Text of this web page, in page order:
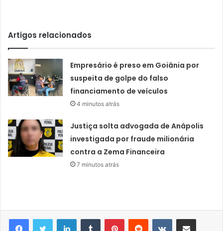
Artigos relacionados
Empresário é preso em Goiânia por
suspeita de golpe do falso
financiamento de veículos
4 minutos atrás
Justiça solta advogada de Anápolis
investigada por fraude milionária
contra a Zema Financeira
7 minutos atrás
LinkedinTumblr PinterestReddit VK Compartilhar via e-mail